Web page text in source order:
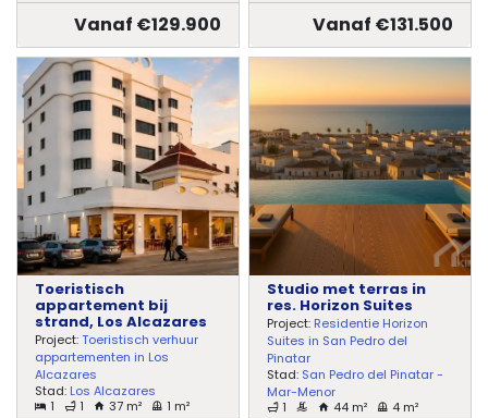
Vanaf €129.900 Vanaf €131.500
Toeristisch
appartement bij
strand, Los Alcazares
Project:Toeristisch verhuur
appartementen in Los
Alcazares
Stad: Los Alcazares
1
1 37 m² 1 m²
Studio met terras in
res. Horizon Suites
Project: Residentie Horizon
Suites in San Pedro del
Pinatar
Stad: San Pedro del Pinatar -
Mar-Menor
1
44 m² 4 m²